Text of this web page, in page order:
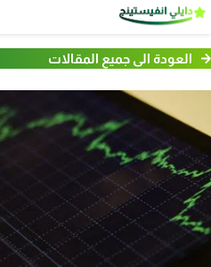
العودة الى جميع المقالات